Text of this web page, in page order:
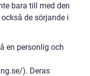
bara till med den
de sörjande i
en personlig och
). Deras